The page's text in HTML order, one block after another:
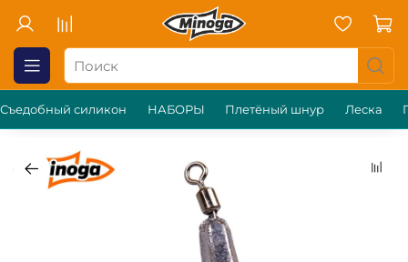
Съедобный силикон НАБОРЫ Плетёный шнур Леска